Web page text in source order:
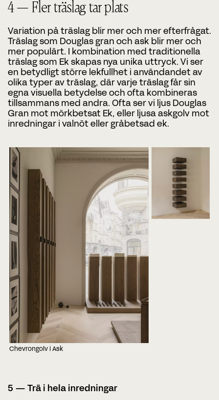
4 — Fler träslag tar plats
Variation på träslag blir mer och mer efterfrågat.
Träslag som Douglas gran och ask blir mer och
mer populärt. I kombination med traditionella
träslag som Ek skapas nya unika uttryck. Vi ser
en betydligt större lekfullhet i användandet av
olika typer av träslag, där varje träslag får sin
egna visuella betydelse och ofta kombineras
tillsammans med andra. Ofta ser vi ljus Douglas
Gran mot mörkbetsat Ek, eller ljusa askgolv mot
inredningar i valnöt eller gråbetsad ek.
Chevrongolv i Ask
5 — Trä i hela inredningar